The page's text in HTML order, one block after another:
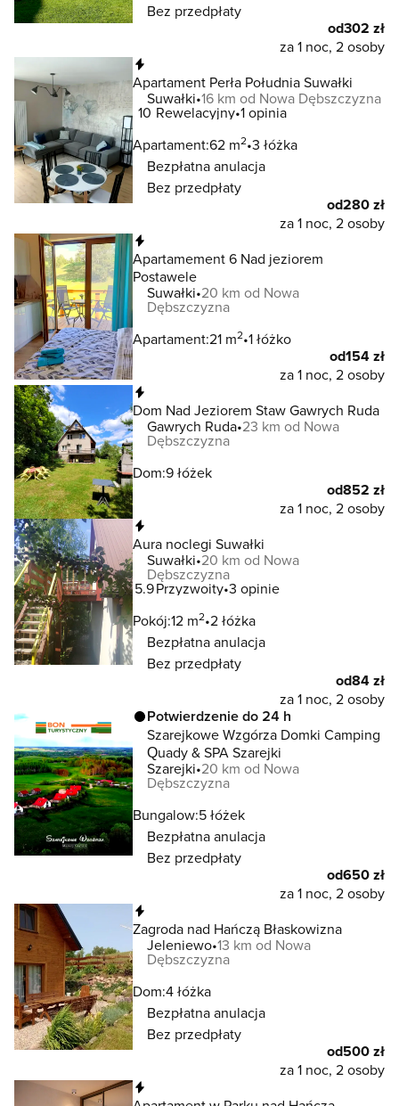
Bez przedpłaty
od302 zł
za 1 noc, 2 osoby
Apartament Perła Południa Suwałki
Suwałki 16 km od Nowa Dębszczyzna
10 Rewelacyjny 1 opinia
Apartament:62 m2 3 łóżka
Bezpłatna anulacja
Bez przedpłaty
od280 zł
za 1 noc, 2 osoby
Apartamement 6 Nad jeziorem
Postawele
Suwałki 20 km od Nowa
Dębszczyzna
Apartament:21 m2 1 łóżko
od154 zł
za 1 noc, 2 osoby
Dom Nad Jeziorem Staw Gawrych Ruda
Gawrych Ruda 23 km od Nowa
Dębszczyzna
Dom:9 łóżek
od852 zł
za 1 noc, 2 osoby
Aura noclegi Suwałki
Suwałki 20 km od Nowa
Dębszczyzna
5.9Przyzwoity 3 opinie
Pokój:12 m2 2 łóżka
Bezpłatna anulacja
Bez przedpłaty
od84 zł
za 1 noc, 2 osoby
Potwierdzenie do 24 h
Szarejkowe Wzgórza Domki Camping
Quady & SPA Szarejki
Szarejki 20 km od Nowa
Dębszczyzna
Bungalow:5 łóżek
Bezpłatna anulacja
Bez przedpłaty
od650 zł
za 1 noc, 2 osoby
Zagroda nad Hańczą Błaskowizna
Jeleniewo 13 km od Nowa
Dębszczyzna
Dom:4 łóżka
Bezpłatna anulacja
Bez przedpłaty
od500 zł
za 1 noc, 2 osoby